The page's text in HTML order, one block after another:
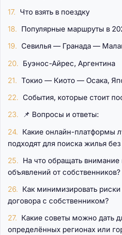
Что взять в поездку
Популярные маршруты в
Севилья — Гранада —
Буэнос-Айрес, Аргентина
Токио — Киото — Осака,
События, которые стоит
📌 Вопросы и ответы:
Какие онлайн-платформы
подходят для поиска жилья
На что обращать внимание
объявлений от собственников?
Как минимизировать
договора с собственником?
Какие советы можно дать
определённых регионах или